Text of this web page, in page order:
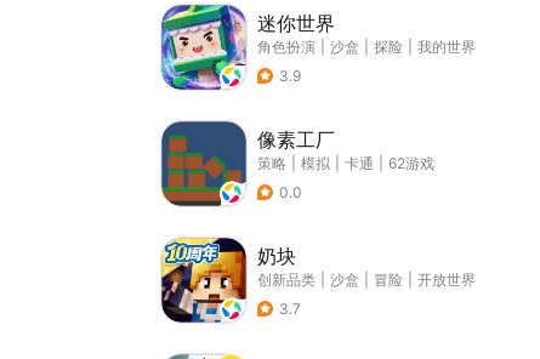
迷你世界
角色扮演 沙盒 探险
我的世界
3.9
像素工厂
策略 模拟 卡通
62游戏
0.0
奶块
创新品类 沙盒 冒险
开放世界
3.7